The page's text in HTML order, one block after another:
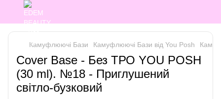
Камуфлюючі Бази Камуфлюючі Бази від You Posh
Cover Base - Без ТРО YOU POSH
(30 ml). №18 - Приглушений
світло-бузковий